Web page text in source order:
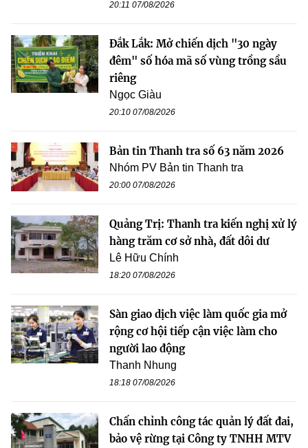
20:11 07/08/2026
Đắk Lắk: Mở chiến dịch "30 ngày
đêm" số hóa mã số vùng trồng sầu
riêng
Ngọc Giàu
20:10 07/08/2026
Bản tin Thanh tra số 63 năm 2026
Nhóm PV Bản tin Thanh tra
20:00 07/08/2026
Quảng Trị: Thanh tra kiến nghị xử lý
hàng trăm cơ sở nhà, đất dôi dư
Lê Hữu Chính
18:20 07/08/2026
Sàn giao dịch việc làm quốc gia mở
rộng cơ hội tiếp cận việc làm cho
người lao động
Thanh Nhung
18:18 07/08/2026
Chấn chỉnh công tác quản lý đất đai,
bảo vệ rừng tại Công ty TNHH MTV